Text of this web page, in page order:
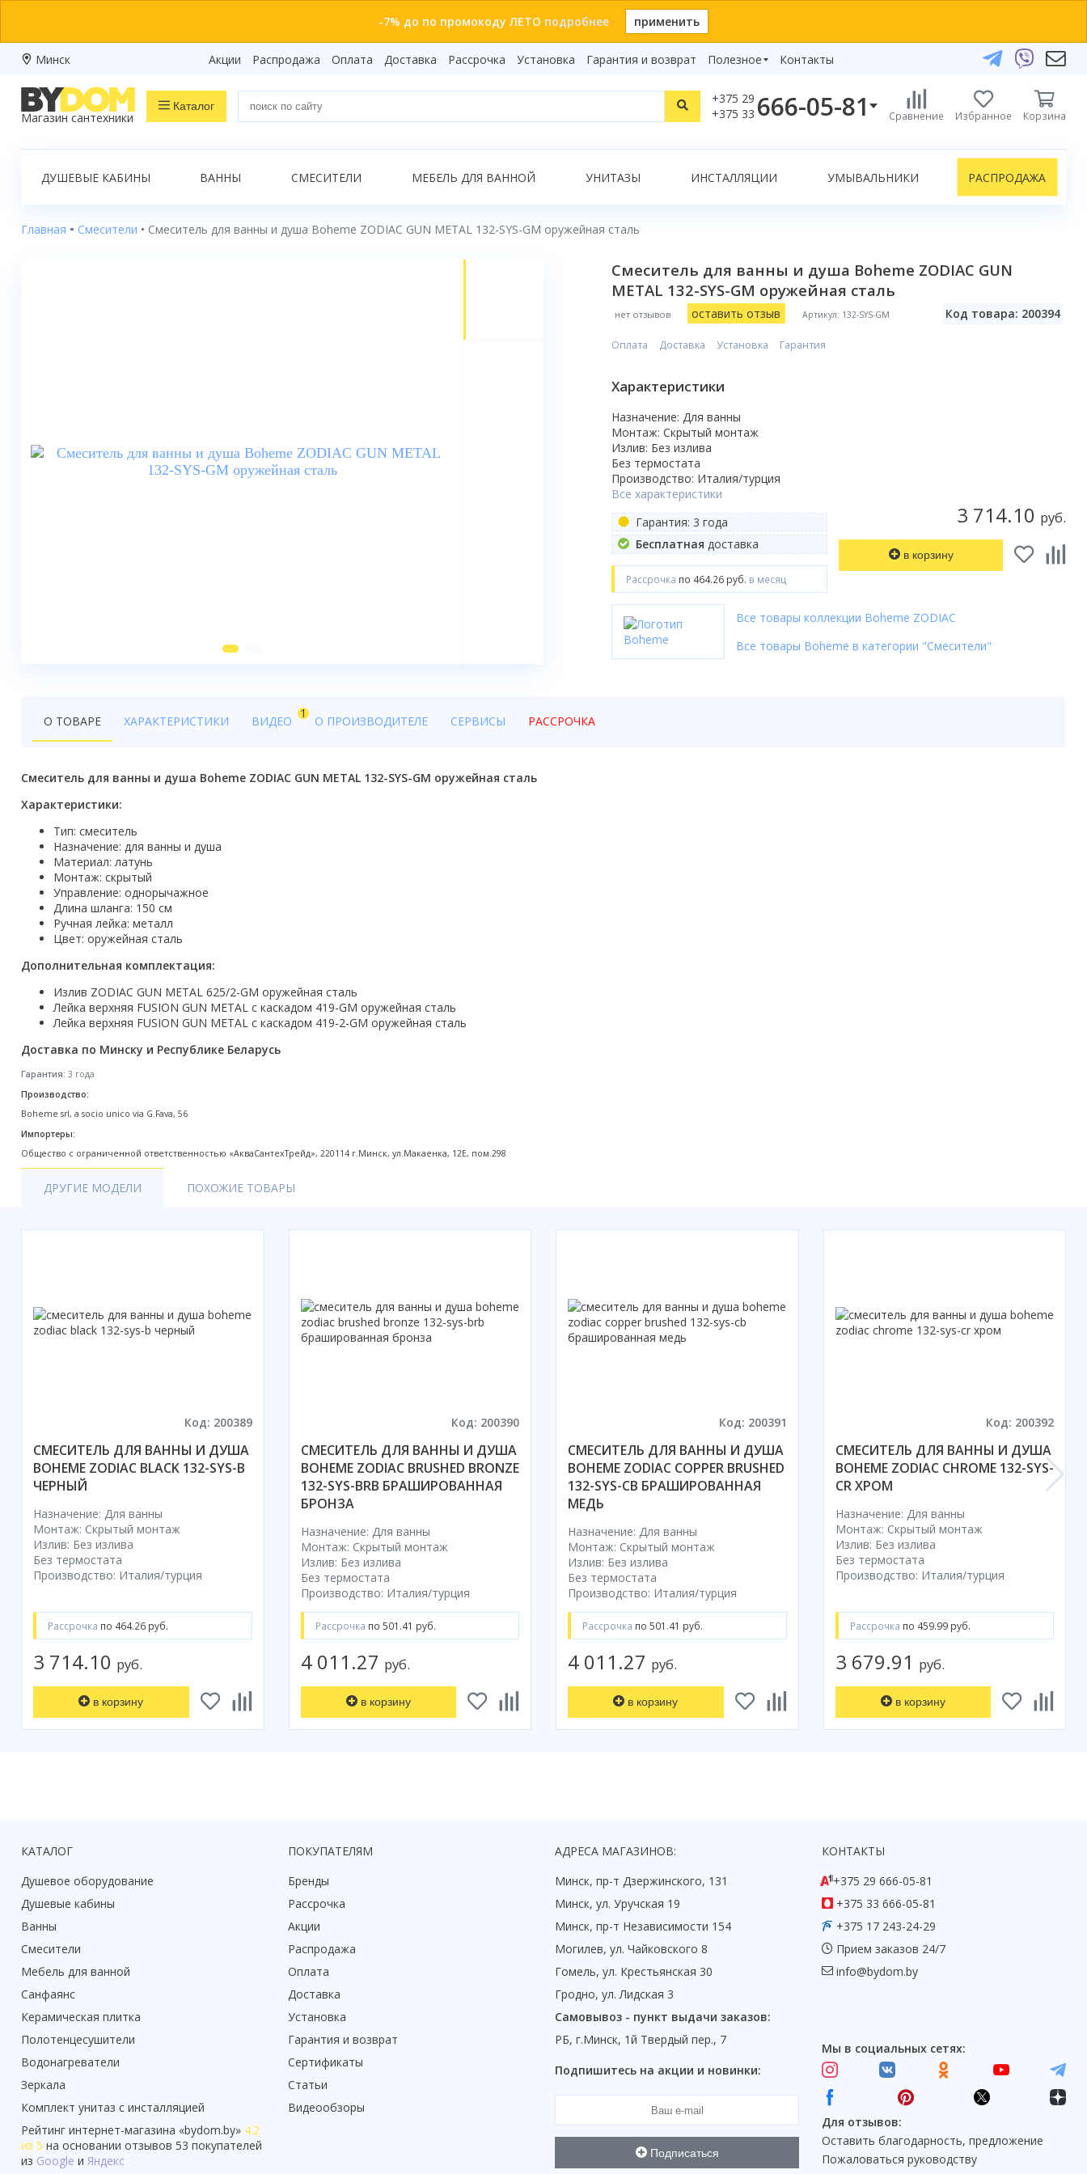
-7% до по промокоду ЛЕТО подробнее применить
Минск Акции Распродажа Оплата Доставка Рассрочка Установка Гарантия и возврат
Полезное
Видеообзоры
Бренды
Контакты
Магазин сантехники
Каталог
+375 29
+375 33 666-05-81
+375 29 666-05-81
+375 17 243-24-29
Telegram
Viber
info@bydom.by
Сравнение Избранное Корзина
Показать все результаты
Распродажа
Ванны
Смесители
Кухонные мойки
Трапы
Радиаторы отопления
Котлы отопления
Аксессуары для ванной
Сифоны и донные клапаны
Люки
Готовые кухни
ДУШЕВЫЕ КАБИНЫ ВАННЫ СМЕСИТЕЛИ МЕБЕЛЬ ДЛЯ ВАННОЙ УНИТАЗЫ ИНСТАЛЛЯЦИИ УМЫВАЛЬНИКИ РАСПРОДАЖА
Главная Смесители Смеситель для ванны и душа Boheme ZODIAC GUN METAL 132-SYS-GM оружейная сталь
Смеситель для ванны и душа Boheme ZODIAC GUN
METAL 132-SYS-GM оружейная сталь
нет отзывов оставить отзыв Артикул: 132-SYS-GM Код товара: 200394
3 714.10 руб.
в корзину
Оплата Доставка Установка Гарантия
Характеристики
Назначение: Для ванны
Монтаж: Скрытый монтаж
Излив: Без излива
Без термостата
Производство: Италия/турция
Все характеристики
Гарантия: 3 года
Бесплатная доставка
Рассрочка по 464.26 руб. в месяц
Все товары коллекции Boheme ZODIAC
Все товары Boheme в категории "Смесители"
О ТОВАРЕ ХАРАКТЕРИСТИКИ ВИДЕО
1
О ПРОИЗВОДИТЕЛЕ СЕРВИСЫ РАССРОЧКА
Смеситель для ванны и душа Boheme ZODIAC GUN METAL 132-SYS-GM оружейная сталь
Характеристики:
Тип: смеситель
Назначение: для ванны и душа
Материал: латунь
Монтаж: скрытый
Управление: однорычажное
Длина шланга: 150 см
Ручная лейка: металл
Цвет: оружейная сталь
Дополнительная комплектация:
Излив ZODIAC GUN METAL 625/2-GM оружейная сталь
Лейка верхняя FUSION GUN METAL c каскадом 419-GM оружейная сталь
Лейка верхняя FUSION GUN METAL с каскадом 419-2-GM оружейная сталь
Доставка по Минску и Республике Беларусь
Гарантия: 3 года
Производство:
Boheme srl, a socio unico via G.Fava, 56
Импортеры:
Общество с ограниченной ответственностью «АкваСантехТрейд», 220114 г.Минск, ул.Макаенка, 12Е, пом.298
ДРУГИЕ МОДЕЛИ ПОХОЖИЕ ТОВАРЫ
Код: 200389
СМЕСИТЕЛЬ ДЛЯ ВАННЫ И ДУША
BOHEME ZODIAC BLACK 132-SYS-B
ЧЕРНЫЙ
Назначение: Для ванны
Монтаж: Скрытый монтаж
Излив: Без излива
Без термостата
Производство: Италия/турция
Рассрочка по 464.26 руб.
3 714.10 руб.
в корзину
Код: 200390
СМЕСИТЕЛЬ ДЛЯ ВАННЫ И ДУША
BOHEME ZODIAC BRUSHED BRONZE
132-SYS-BRB БРАШИРОВАННАЯ
БРОНЗА
Назначение: Для ванны
Монтаж: Скрытый монтаж
Излив: Без излива
Без термостата
Производство: Италия/турция
Рассрочка по 501.41 руб.
4 011.27 руб.
в корзину
Код: 200391
СМЕСИТЕЛЬ ДЛЯ ВАННЫ И ДУША
BOHEME ZODIAC COPPER BRUSHED
132-SYS-CB БРАШИРОВАННАЯ
МЕДЬ
Назначение: Для ванны
Монтаж: Скрытый монтаж
Излив: Без излива
Без термостата
Производство: Италия/турция
Рассрочка по 501.41 руб.
4 011.27 руб.
в корзину
Код: 200392
СМЕСИТЕЛЬ ДЛЯ ВАННЫ И ДУША
BOHEME ZODIAC CHROME 132-SYS-
CR ХРОМ
Назначение: Для ванны
Монтаж: Скрытый монтаж
Излив: Без излива
Без термостата
Производство: Италия/турция
Рассрочка по 459.99 руб.
3 679.91 руб.
в корзину
КАТАЛОГ
Душевое оборудование
Душевые кабины
Ванны
Смесители
Мебель для ванной
Санфаянс
Керамическая плитка
Полотенцесушители
Водонагреватели
Зеркала
Комплект унитаз с инсталляцией
Рейтинг интернет-магазина «bydom.by» 4.2
из 5 на основании отзывов 53 покупателей
из Google и Яндекс
ПОКУПАТЕЛЯМ
Бренды
Рассрочка
Акции
Распродажа
Оплата
Доставка
Установка
Гарантия и возврат
Сертификаты
Статьи
Видеообзоры
АДРЕСА МАГАЗИНОВ:
Минск, пр-т Дзержинского, 131
Минск, ул. Уручская 19
Минск, пр-т Независимости 154
Могилев, ул. Чайковского 8
Гомель, ул. Крестьянская 30
Гродно, ул. Лидская 3
Самовывоз - пункт выдачи заказов:
РБ, г.Минск, 1й Твердый пер., 7
Подпишитесь на акции и новинки:
Подписаться
КОНТАКТЫ
+375 29 666-05-81
+375 33 666-05-81
+375 17 243-24-29
Прием заказов 24/7
info@bydom.by
Мы в социальных сетях:
Для отзывов:
Оставить благодарность, предложение
Пожаловаться руководству